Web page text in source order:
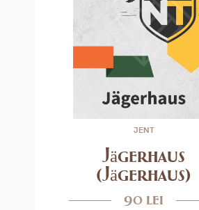
JENT
Jägerhaus
(Jägerhaus)
90 lei